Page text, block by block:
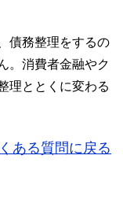
債務整理をするの
。消費者金融やク
理ととくに変わる
ある質問に戻る